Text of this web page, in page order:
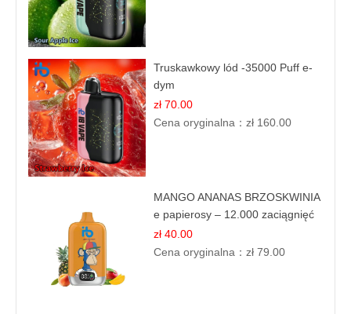
Truskawkowy lód -35000 Puff e-
dym
zł 70.00
Cena oryginalna：zł 160.00
MANGO ANANAS BRZOSKWINIA
e papierosy – 12.000 zaciągnięć
zł 40.00
Cena oryginalna：zł 79.00